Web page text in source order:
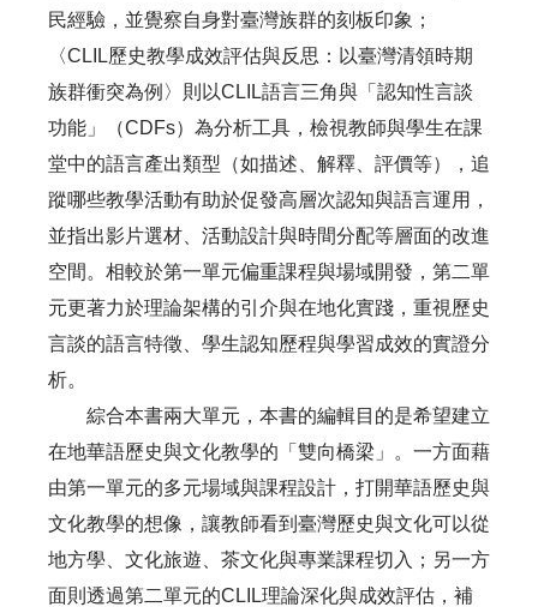
民經驗，並覺察自身對臺灣族群的刻板印象；
〈CLIL歷史教學成效評估與反思：以臺灣清領時期
族群衝突為例〉則以CLIL語言三角與「認知性言談
功能」（CDFs）為分析工具，檢視教師與學生在課
堂中的語言產出類型（如描述、解釋、評價等），追
蹤哪些教學活動有助於促發高層次認知與語言運用，
並指出影片選材、活動設計與時間分配等層面的改進
空間。相較於第一單元偏重課程與場域開發，第二單
元更著力於理論架構的引介與在地化實踐，重視歷史
言談的語言特徵、學生認知歷程與學習成效的實證分
析。
綜合本書兩大單元，本書的編輯目的是希望建立
在地華語歷史與文化教學的「雙向橋梁」。一方面藉
由第一單元的多元場域與課程設計，打開華語歷史與
文化教學的想像，讓教師看到臺灣歷史與文化可以從
地方學、文化旅遊、茶文化與專業課程切入；另一方
面則透過第二單元的CLIL理論深化與成效評估，補